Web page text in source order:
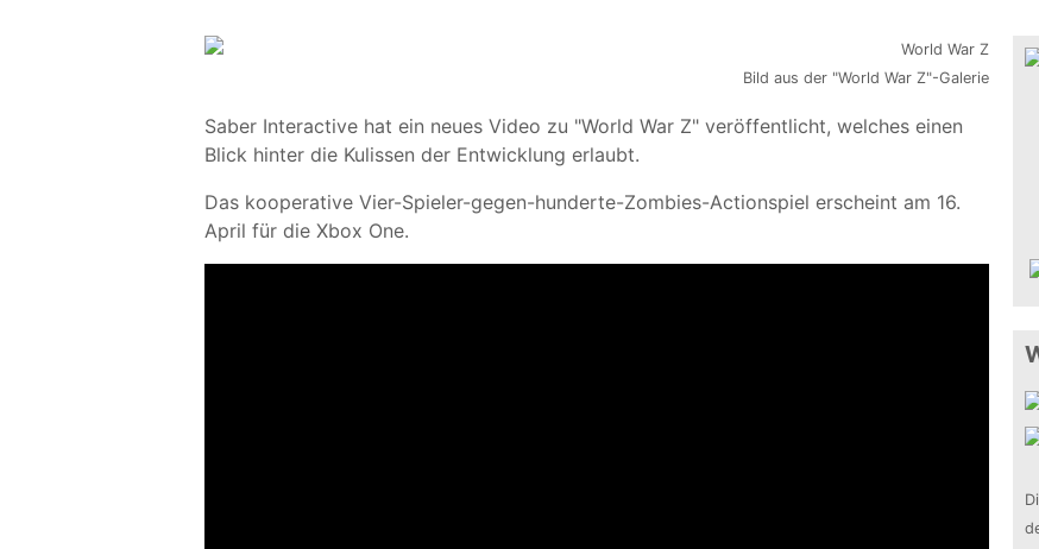
Bild aus der "World War Z"-Galerie
Saber Interactive hat ein neues Video zu "World War Z" veröffentlicht, welches einen
Blick hinter die Kulissen der Entwicklung erlaubt.
Das kooperative Vier-Spieler-gegen-hunderte-Zombies-Actionspiel erscheint am 16.
April für die Xbox One.